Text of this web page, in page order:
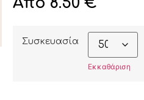
Συσκευασία
Εκκαθάριση